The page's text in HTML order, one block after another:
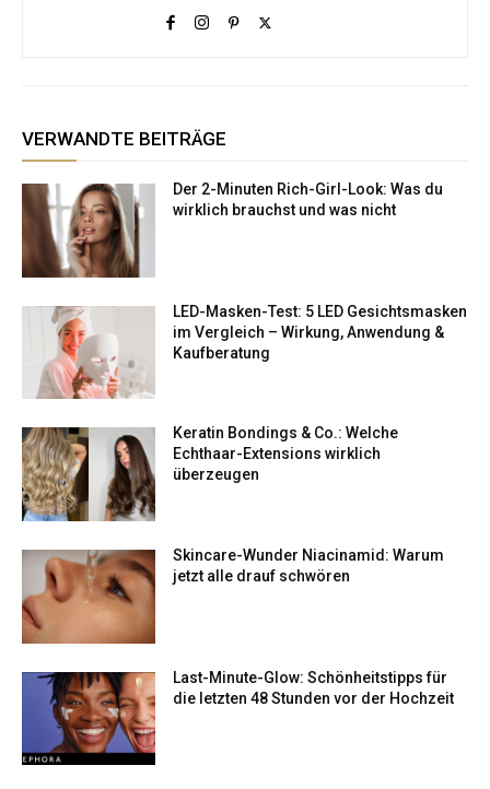
VERWANDTE BEITRÄGE
Der 2-Minuten Rich-Girl-Look: Was du
wirklich brauchst und was nicht
LED-Masken-Test: 5 LED Gesichtsmasken
im Vergleich – Wirkung, Anwendung &
Kaufberatung
Keratin Bondings & Co.: Welche
Echthaar-Extensions wirklich
überzeugen
Skincare-Wunder Niacinamid: Warum
jetzt alle drauf schwören
Last-Minute-Glow: Schönheitstipps für
die letzten 48 Stunden vor der Hochzeit